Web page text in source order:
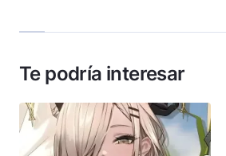
Te podría interesar